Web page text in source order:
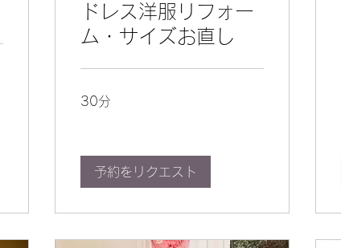
ドレス洋服リフォー
ム・サイズお直し
30分
予約をリクエスト